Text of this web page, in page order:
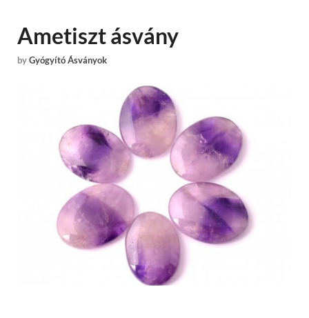
Ametiszt ásvány
byGyógyító Ásványok